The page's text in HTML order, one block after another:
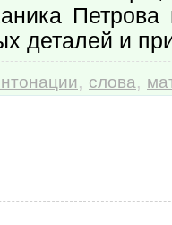
Петрова
деталей и
, слова,